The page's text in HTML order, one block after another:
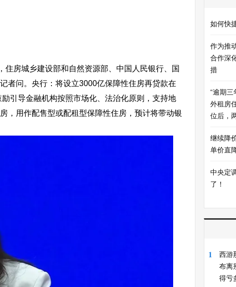
房城乡建设部和自然资源部、中国人民银行、国
者问。央行：将设立3000亿保障性住房再贷款在
励引导金融机构按照市场化、法治化原则， 支持地
，用作配售型或配租型保障性住房，预计将带动银
如何快
作为推
合作深
措
“逾期
外租房
位后，
继续降
单价直
中央定
了！
1
西游
布离
得亏